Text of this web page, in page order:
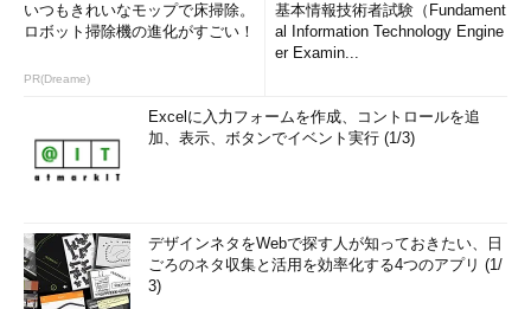
いつもきれいなモップで床掃除。
ロボット掃除機の進化がすごい！
PR(Dreame)
基本情報技術者試験（Fundament
al Information Technology Engine
er Examin...
Excelに入力フォームを作成、コントロールを追
加、表示、ボタンでイベント実行 (1/3)
デザインネタをWebで探す人が知っておきたい、日
ごろのネタ収集と活用を効率化する4つのアプリ (1/
3)